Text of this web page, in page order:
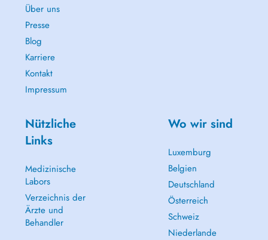
Über uns
Presse
Blog
Karriere
Kontakt
Impressum
Nützliche
Links
Medizinische
Labors
Verzeichnis der
Ärzte und
Behandler
Wo wir sind
Luxemburg
Belgien
Deutschland
Österreich
Schweiz
Niederlande